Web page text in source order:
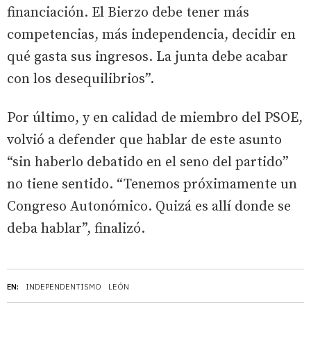
EN: INDEPENDENTISMO LEÓN
financiación. El Bierzo debe tener más
competencias, más independencia, decidir en
qué gasta sus ingresos. La junta debe acabar
con los desequilibrios”.
Por último, y en calidad de miembro del PSOE,
volvió a defender que hablar de este asunto
“sin haberlo debatido en el seno del partido”
no tiene sentido. “Tenemos próximamente un
Congreso Autonómico. Quizá es allí donde se
deba hablar”, finalizó.